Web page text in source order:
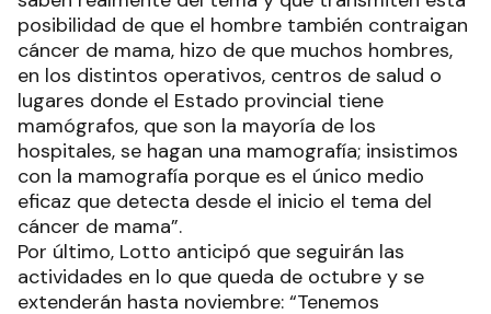
posibilidad de que el hombre también contraigan
cáncer de mama, hizo de que muchos hombres,
en los distintos operativos, centros de salud o
lugares donde el Estado provincial tiene
mamógrafos, que son la mayoría de los
hospitales, se hagan una mamografía; insistimos
con la mamografía porque es el único medio
eficaz que detecta desde el inicio el tema del
cáncer de mama”.
Por último, Lotto anticipó que seguirán las
actividades en lo que queda de octubre y se
extenderán hasta noviembre: “Tenemos